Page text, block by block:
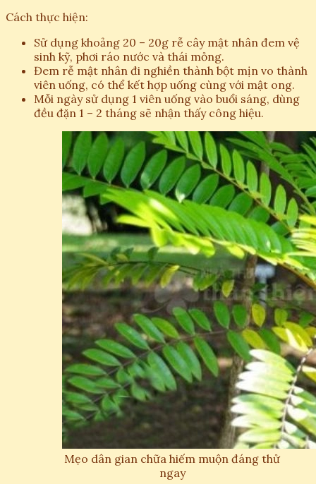
Cách thực hiện:
Sử dụng khoảng 20 – 20g rễ cây mật nhân đem vệ
sinh kỹ, phơi ráo nước và thái mỏng.
Đem rễ mật nhân đi nghiền thành bột mịn vo thành
viên uống, có thể kết hợp uống cùng với mật ong.
Mỗi ngày sử dụng 1 viên uống vào buổi sáng, dùng
đều đặn 1 – 2 tháng sẽ nhận thấy công hiệu.
Mẹo dân gian chữa hiếm muộn đáng thử
ngay